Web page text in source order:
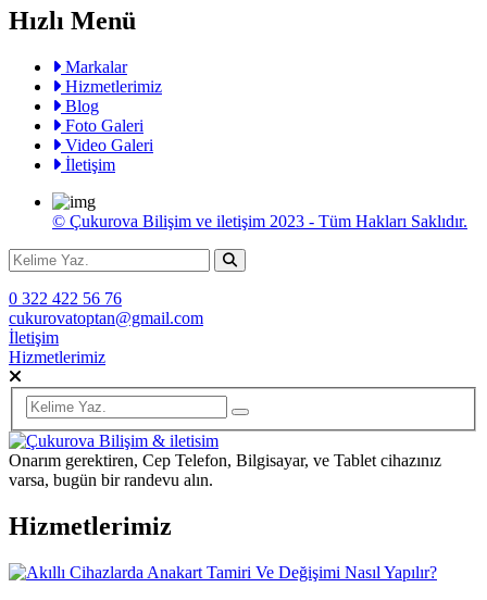
Hızlı Menü
Markalar
Hizmetlerimiz
Blog
Foto Galeri
Video Galeri
İletişim
© Çukurova Bilişim ve iletişim 2023 - Tüm Hakları Saklıdır.
0 322 422 56 76
cukurovatoptan@gmail.com
İletişim
Hizmetlerimiz
Onarım gerektiren, Cep Telefon, Bilgisayar, ve Tablet cihazınız
varsa, bugün bir randevu alın.
Hizmetlerimiz